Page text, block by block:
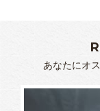
あなたにオ